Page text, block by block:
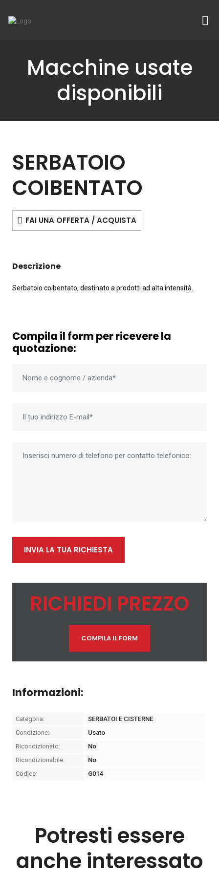
Macchine usate
disponibili
SERBATOIO
COIBENTATO
FAI UNA OFFERTA / ACQUISTA
Descrizione
Serbatoio coibentato, destinato a prodotti ad alta intensità.
Compila il form per ricevere la
quotazione:
INVIA LA TUA RICHIESTA
RICHIEDI PREZZO
COMPILA IL FORM
Informazioni:
Categoria:
SERBATOI E CISTERNE
Condizione:
Usato
Ricondizionato:
No
Ricondizionabile:
No
Codice:
G014
Potresti essere
anche interessato